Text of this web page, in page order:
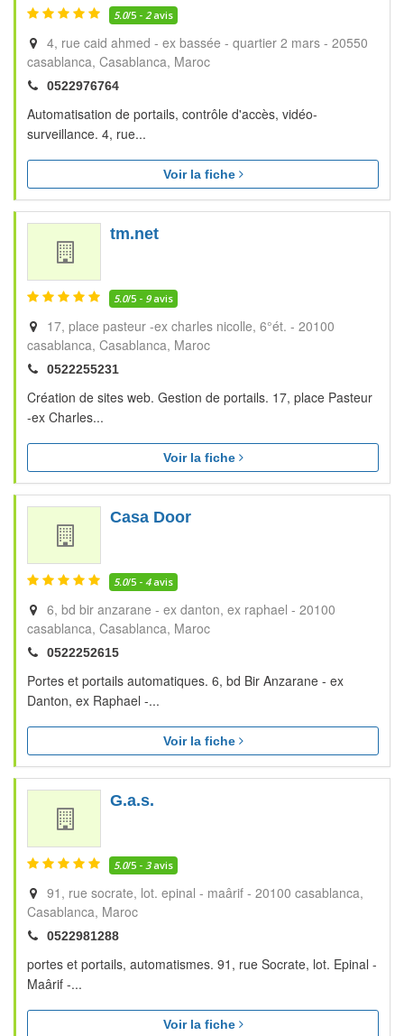
5.0/5 - 2avis
4, rue caid ahmed - ex bassée - quartier 2 mars - 20550
casablanca Casablanca Maroc
0522976764
Automatisation de portails, contrôle d'accès, vidéo-
surveillance. 4, rue...
Voir la fiche
tm.net
5.0/5 - 9avis
17, place pasteur -ex charles nicolle, 6°ét. - 20100
casablanca Casablanca Maroc
0522255231
Création de sites web. Gestion de portails. 17, place Pasteur
-ex Charles...
Voir la fiche
Casa Door
5.0/5 - 4avis
6, bd bir anzarane - ex danton, ex raphael - 20100
casablanca Casablanca Maroc
0522252615
Portes et portails automatiques. 6, bd Bir Anzarane - ex
Danton, ex Raphael -...
Voir la fiche
G.a.s.
5.0/5 - 3avis
91, rue socrate, lot. epinal - maârif - 20100 casablanca
Casablanca Maroc
0522981288
portes et portails, automatismes. 91, rue Socrate, lot. Epinal -
Maârif -...
Voir la fiche